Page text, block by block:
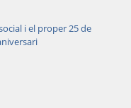
i el proper 25 de